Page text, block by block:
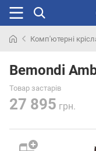
раніше
Комп'ютерні
Bemondi
Товар застарів
27 895 грн.